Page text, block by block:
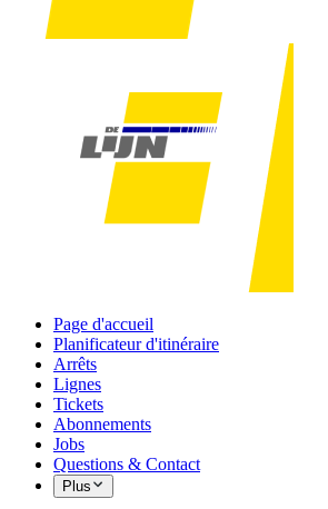
Page d'accueil
Planificateur d'itinéraire
Arrêts
Lignes
Tickets
Abonnements
Jobs
Questions & Contact
Plus